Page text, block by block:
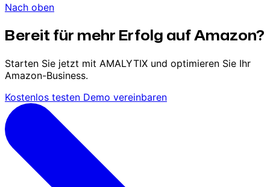
Nach oben
Bereit für mehr Erfolg auf Amazon?
Starten Sie jetzt mit AMALYTIX und optimieren Sie Ihr
Amazon-Business.
Kostenlos testen Demo vereinbaren